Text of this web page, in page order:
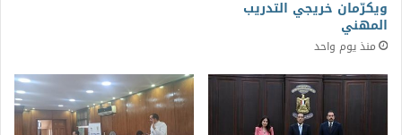
ويكرّمان خريجي التدريب
المهني
منذ يوم واحد